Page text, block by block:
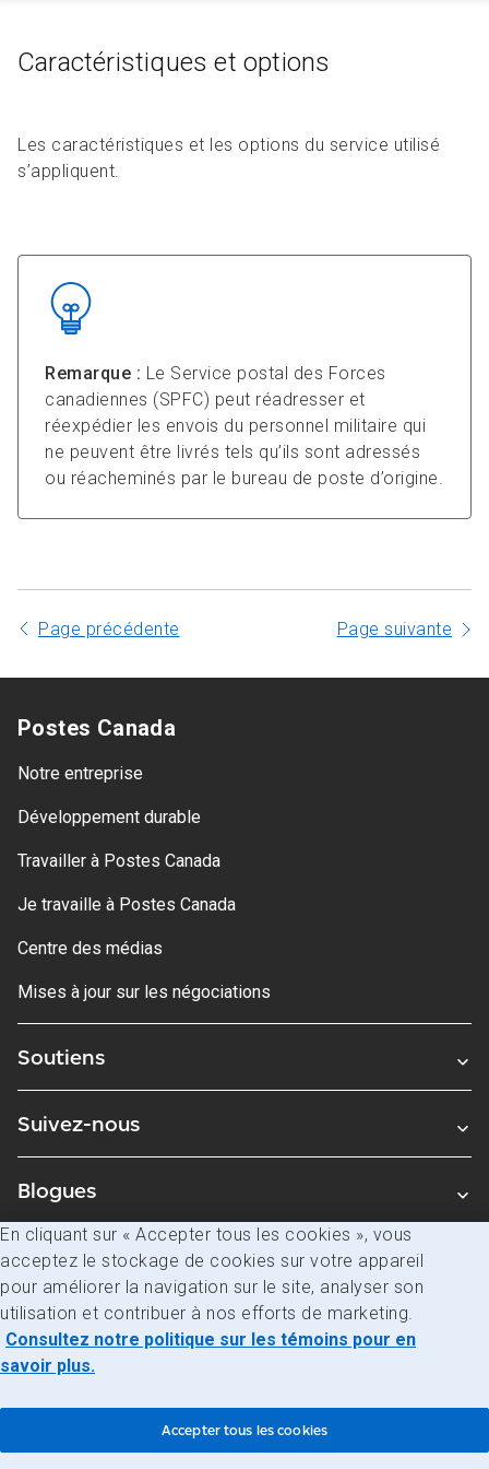
Caractéristiques et options
Les caractéristiques et les options du service utilisé
s’appliquent.
Remarque : Le Service postal des Forces
canadiennes (SPFC) peut réadresser et
réexpédier les envois du personnel militaire qui
ne peuvent être livrés tels qu’ils sont adressés
ou réacheminés par le bureau de poste d’origine.
Page précédente Page suivante
Postes Canada
Notre entreprise
Développement durable
Travailler à Postes Canada
Je travaille à Postes Canada
Centre des médias
Mises à jour sur les négociations
Soutiens
Suivez-nous
Blogues
Avis juridiques
Confidentialité
Accès à l’information
En cliquant sur « Accepter tous les cookies », vous
acceptez le stockage de cookies sur votre appareil
pour améliorer la navigation sur le site, analyser son
utilisation et contribuer à nos efforts de marketing.
Consultez notre politique sur les témoins pour en
savoir plus.
Accepter tous les cookies